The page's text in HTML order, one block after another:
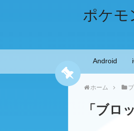
ポケモ
Android
ホーム
「 ブロ